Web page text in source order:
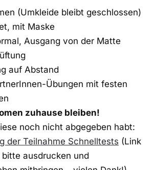
(Umkleide bleibt geschlossen)
mit Maske
Ausgang von der Matte
auf Abstand
Übungen mit festen
zuhause bleiben!
noch nicht abgegeben habt:
der Teilnahme Schnelltests (Link
bitte ausdrucken und